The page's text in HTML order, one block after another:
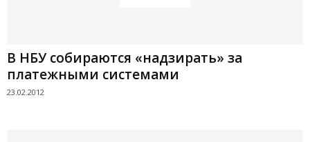
В НБУ собираются «надзирать» за
платежными системами
23.02.2012